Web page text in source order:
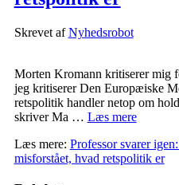
Skrevet afNyhedsrobot
Morten Kromann kritiserer mig
jeg kritiserer Den Europæiske
retspolitik handler netop om
skriver Ma … Læs mere
Læs mere: Professor svarer
misforstået, hvad retspolitik er